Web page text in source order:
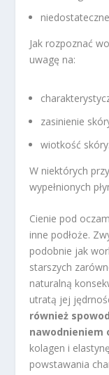
Jak rozpoznać
uwagę na:
zasinienie
wiotkość skóry.
W niektórych
wypełnionych
Cienie pod
inne podłoże.
podobnie jak
starszych
naturalną
utratą jej
również
nawodnieniem
kolagen i
powstawania